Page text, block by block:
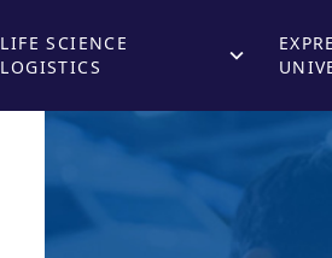
LIFE SCIENCE
LOGISTICS